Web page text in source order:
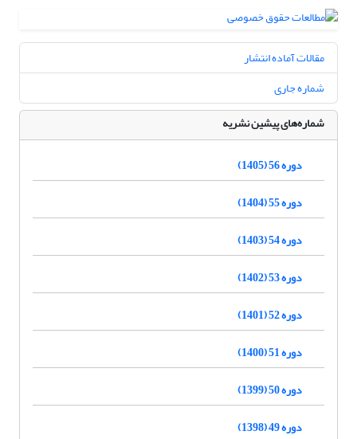
مقالات آماده انتشار
شماره جاری
شماره‌های پیشین نشریه
دوره 56 (1405)
دوره 55 (1404)
دوره 54 (1403)
دوره 53 (1402)
دوره 52 (1401)
دوره 51 (1400)
دوره 50 (1399)
دوره 49 (1398)